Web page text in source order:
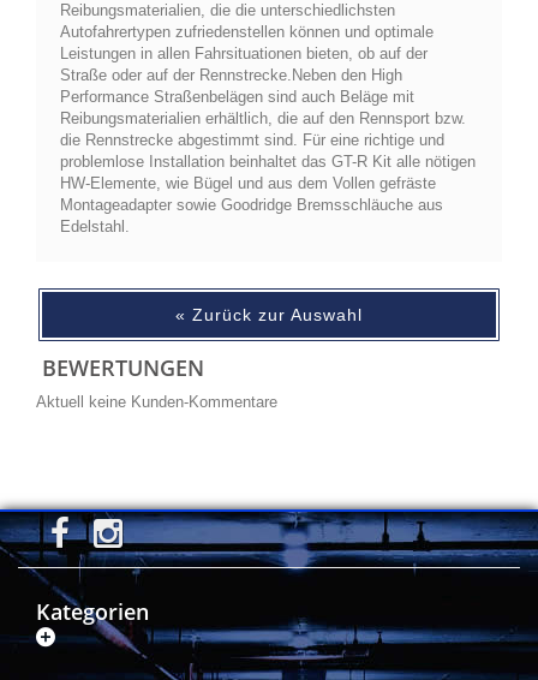
Reibungsmaterialien, die die unterschiedlichsten
Autofahrertypen zufriedenstellen können und optimale
Leistungen in allen Fahrsituationen bieten, ob auf der
Straße oder auf der Rennstrecke.Neben den High
Performance Straßenbelägen sind auch Beläge mit
Reibungsmaterialien erhältlich, die auf den Rennsport bzw.
die Rennstrecke abgestimmt sind. Für eine richtige und
problemlose Installation beinhaltet das GT-R Kit alle nötigen
HW-Elemente, wie Bügel und aus dem Vollen gefräste
Montageadapter sowie Goodridge Bremsschläuche aus
Edelstahl.
« Zurück zur Auswahl
BEWERTUNGEN
Aktuell keine Kunden-Kommentare
Kategorien